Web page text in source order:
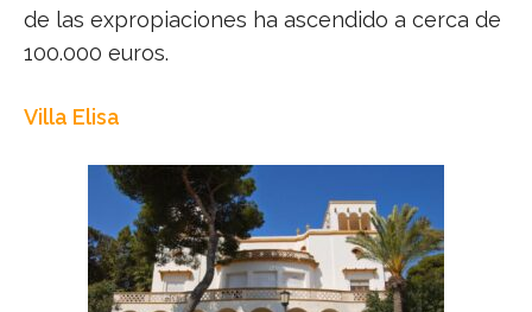
de las expropiaciones ha ascendido a cerca de
100.000 euros.
Villa Elisa